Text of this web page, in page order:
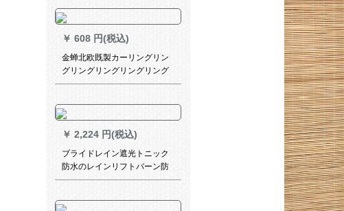
カーダーダーダーダーダーダ
ーダーダーダーダーダー
ルドレイン1.1*1.4メトル0.8-
1.2 mベトド
￥ 608 円(税込)
金蝉北欧既製カーリングリン
グリングリングリングリング
モダリン麻遮熱遮光カーター
ングリングリングルームカー
リングリングリングリング可
オークダーリングリングリン
グリングリングリング言語清
夢-浅緑1メット用のグリル加
￥ 2,224 円(税込)
ブライドレイン遮光トニック
防水のレインリフトバーン防
油パン不要电动家庭用国色天